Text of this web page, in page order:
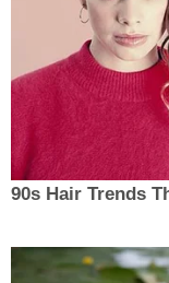
90s Hair Trends